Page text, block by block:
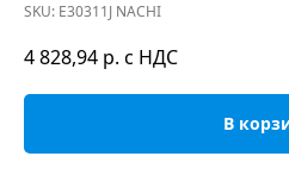
SKU: E30311J NACHI
4 828,94 р. с НДС
В